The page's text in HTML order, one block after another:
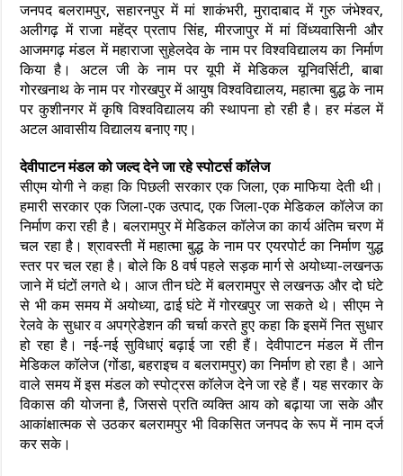
जनपद बलरामपुर, सहारनपुर में मां शाकंभरी, मुरादाबाद में गुरु जंभेश्वर,
अलीगढ़ में राजा महेंद्र प्रताप सिंह, मीरजापुर में मां विंध्यवासिनी और
आजमगढ़ मंडल में महाराजा सुहेलदेव के नाम पर विश्वविद्यालय का निर्माण
किया है। अटल जी के नाम पर यूपी में मेडिकल यूनिवर्सिटी, बाबा
गोरखनाथ के नाम पर गोरखपुर में आयुष विश्वविद्यालय, महात्मा बुद्ध के नाम
पर कुशीनगर में कृषि विश्वविद्यालय की स्थापना हो रही है। हर मंडल में
अटल आवासीय विद्यालय बनाए गए।
देवीपाटन मंडल को जल्द देने जा रहे स्पोटर्स कॉलेज
सीएम योगी ने कहा कि पिछली सरकार एक जिला, एक माफिया देती थी।
हमारी सरकार एक जिला-एक उत्पाद, एक जिला-एक मेडिकल कॉलेज का
निर्माण करा रही है। बलरामपुर में मेडिकल कॉलेज का कार्य अंतिम चरण में
चल रहा है। श्रावस्ती में महात्मा बुद्ध के नाम पर एयरपोर्ट का निर्माण युद्ध
स्तर पर चल रहा है। बोले कि 8 वर्ष पहले सड़क मार्ग से अयोध्या-लखनऊ
जाने में घंटों लगते थे। आज तीन घंटे में बलरामपुर से लखनऊ और दो घंटे
से भी कम समय में अयोध्या, ढाई घंटे में गोरखपुर जा सकते थे। सीएम ने
रेलवे के सुधार व अपग्रेडेशन की चर्चा करते हुए कहा कि इसमें नित सुधार
हो रहा है। नई-नई सुविधाएं बढ़ाई जा रही हैं। देवीपाटन मंडल में तीन
मेडिकल कॉलेज (गोंडा, बहराइच व बलरामपुर) का निर्माण हो रहा है। आने
वाले समय में इस मंडल को स्पोट्रस कॉलेज देने जा रहे हैं। यह सरकार के
विकास की योजना है, जिससे प्रति व्यक्ति आय को बढ़ाया जा सके और
आकांक्षात्मक से उठकर बलरामपुर भी विकसित जनपद के रूप में नाम दर्ज
कर सके।